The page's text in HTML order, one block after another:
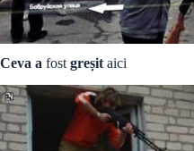
Ceva a fost greșit aici